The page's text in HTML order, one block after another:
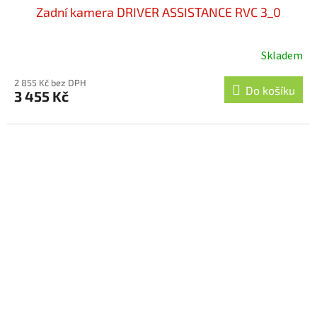
Zadní kamera DRIVER ASSISTANCE RVC 3_0
Skladem
2 855 Kč bez DPH
3 455 Kč Do košíku